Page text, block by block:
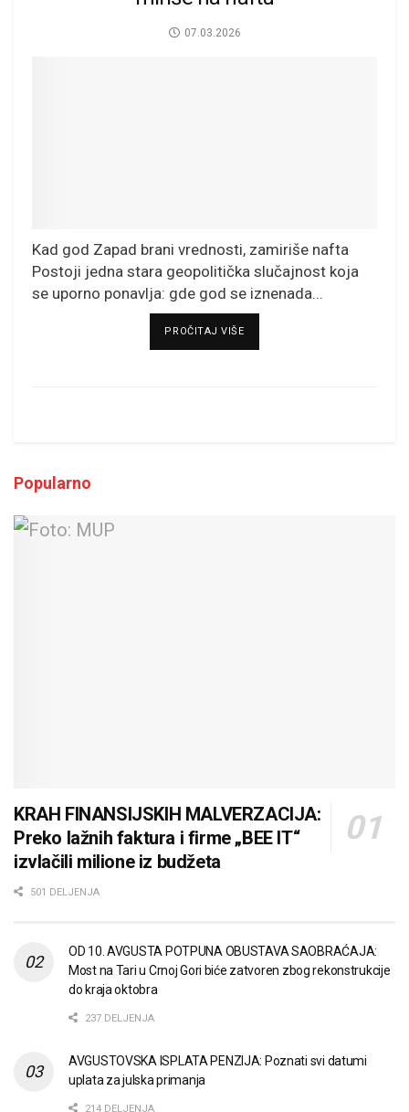
07.03.2026
Kad god Zapad brani vrednosti, zamiriše nafta
Postoji jedna stara geopolitička slučajnost koja
se uporno ponavlja: gde god se iznenada...
PROČITAJ VIŠEDETAILS
Popularno
KRAH FINANSIJSKIH MALVERZACIJA:
Preko lažnih faktura i firme „BEE IT“
izvlačili milione iz budžeta
501 DELJENJA
OD 10. AVGUSTA POTPUNA OBUSTAVA SAOBRAĆAJA:
Most na Tari u Crnoj Gori biće zatvoren zbog rekonstrukcije
do kraja oktobra
237 DELJENJA
AVGUSTOVSKA ISPLATA PENZIJA: Poznati svi datumi
uplata za julska primanja
214 DELJENJA